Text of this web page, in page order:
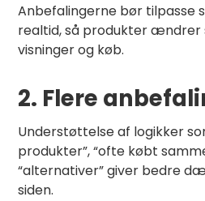
Anbefalingerne bør tilpasse
realtid, så produkter ændrer
visninger og køb.
2. Flere
Understøttelse af logikker
produkter”, “ofte købt
“alternativer” giver bedre
siden.